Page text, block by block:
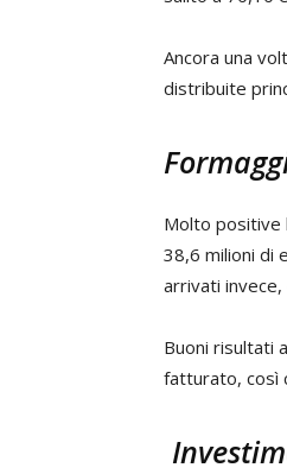
Ancora una
distribuite
Molto positive
38,6 milioni di
arrivati
Buoni risultati
fatturato, così